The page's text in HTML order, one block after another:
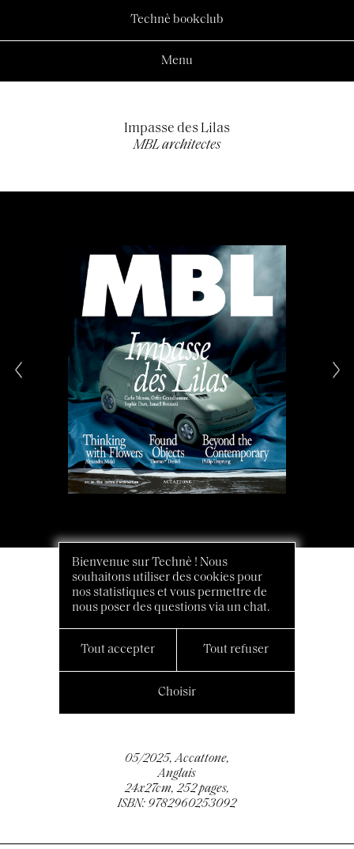
Technè bookclub
Menu
Impasse des Lilas
MBL architectes
05/2025, Accattone,
Anglais
24x27cm, 252 pages,
ISBN: 9782960253092
Bienvenue sur Technè ! Nous
souhaitons utiliser des cookies pour
nos statistiques et vous permettre de
nous poser des questions via un chat.
Tout accepter Tout refuser
Choisir